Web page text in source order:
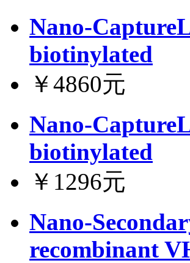
Nano-
biotinylated
￥4860元
Nano-
biotinylated
￥1296元
Nano-
recombinant